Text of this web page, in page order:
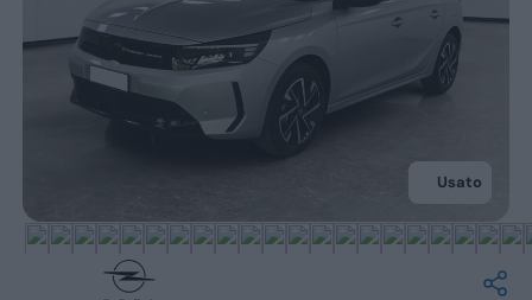
Marchi
Fiat
Alfa Romeo
Usato